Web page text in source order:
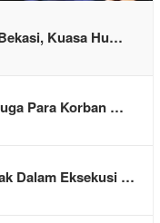
Kuasa Hu…
Para Korban …
Dalam Eksekusi …